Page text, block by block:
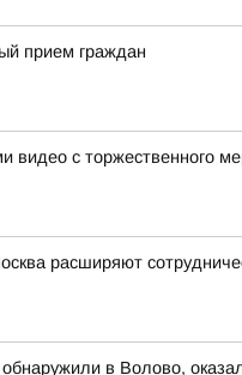
прием граждан
с торжественного
расширяют
в Волово,